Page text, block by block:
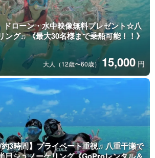
ドローン・水中映像無料プレゼント☆八
ング♬《最大30名様まで乗船可能！！》
大人（12歳〜60歳） 15,000 円
/約3時間】プライベート重視♬八重干瀬で
シュノーケリング《GoProレンタル＆